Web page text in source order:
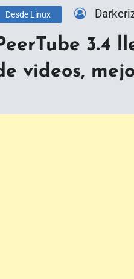
Desde Linux
3.4
videos,